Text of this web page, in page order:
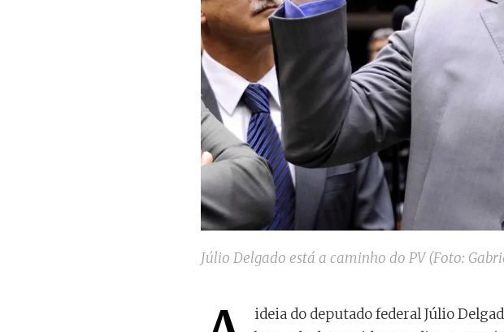
Júlio Delgado está a caminho do PV (Foto:
ideia do deputado federal Júlio